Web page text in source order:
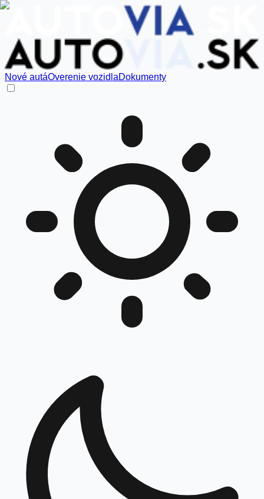
Nové autáOverenie vozidlaDokumenty